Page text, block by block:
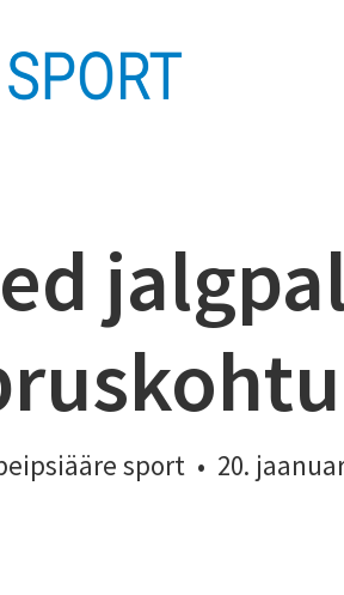
sport • 20.